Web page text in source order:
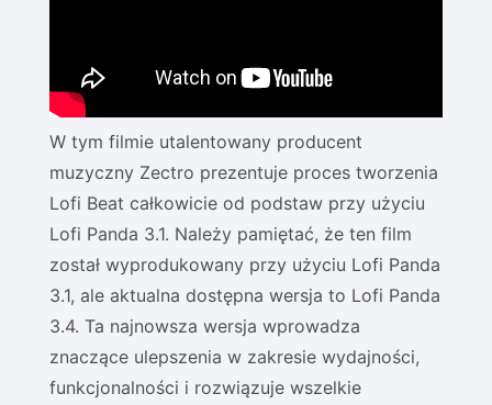
W tym filmie utalentowany producent
muzyczny Zectro prezentuje proces tworzenia
Lofi Beat całkowicie od podstaw przy użyciu
Lofi Panda 3.1. Należy pamiętać, że ten film
został wyprodukowany przy użyciu Lofi Panda
3.1, ale aktualna dostępna wersja to Lofi Panda
3.4. Ta najnowsza wersja wprowadza
znaczące ulepszenia w zakresie wydajności,
funkcjonalności i rozwiązuje wszelkie